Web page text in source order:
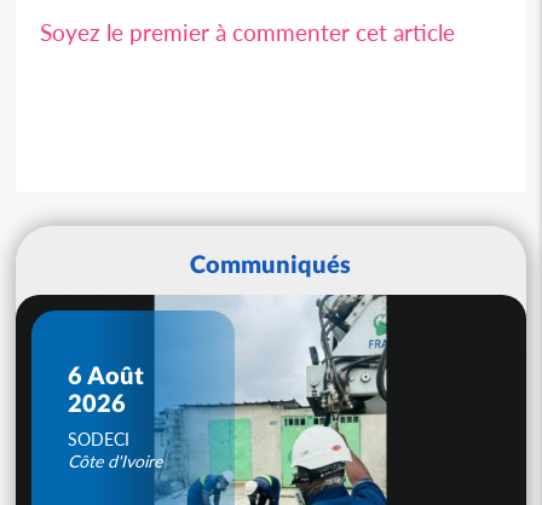
Soyez le premier à commenter cet article
Communiqués
6 Août
2026
SODECI
Côte d'Ivoire